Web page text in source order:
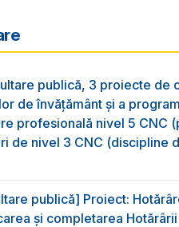
publică, 3 proiecte de
de învățământ și a
profesională nivel 5 CNC
de nivel 3 CNC (discipline
publică] Proiect:
și completarea